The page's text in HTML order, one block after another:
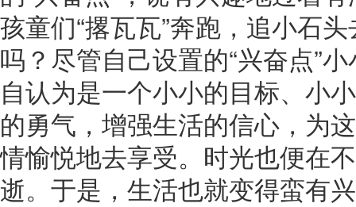
孩童们“撂瓦瓦”奔跑，追小石
吗？尽管自己设置的“兴奋点”
自认为是一个小小的目标、小
的勇气，增强生活的信心，为
情愉悦地去享受。时光也便在
逝。于是，生活也就变得蛮有